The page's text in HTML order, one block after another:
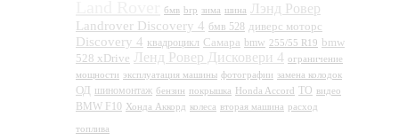
бмв brp зима шина Лэнд Ровер
Landrover Discovery 4 бмв 528 диверс моторс
Discovery 4 квадроцикл Самара bmw 255/55 R19 bmw
528 xDrive Ленд Ровер Дисковери 4 ограничение
мощности эксплуатация машины фотографии замена колодок
ОД шиномонтаж бензин покрышка Honda Accord ТО видео
BMW F10 Хонда Аккорд колеса вторая машина расход
топлива